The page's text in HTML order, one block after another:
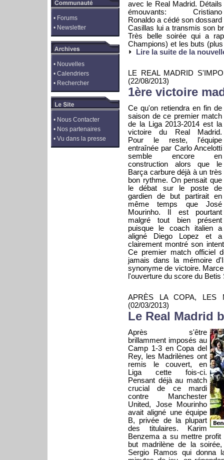
• Forums
• Newsletter
• Nouvelles
• Calendriers
• Rechercher
• Nous Contacter
• Nos partenaires
• Vu dans la presse
avec le Real Madrid. Détails
émouvants: Cristiano
Ronaldo a cédé son
Casillas lui a transmis son
Très belle soirée qui a
Champions) et les buts
Lire la suite de la
LE REAL MADRID
(22/08/2013)
1ère victoire
Ce qu'on retiendra en fin de
saison de ce premier match
de la Liga 2013-2014 est la
victoire du Real Madrid.
Pour le reste, l'équipe
entraînée par Carlo Ancelotti
semble encore en
construction alors que le
Barça carbure déjà à un très
bon rythme. On pensait que
le débat sur le poste de
gardien de but partirait en
même temps que José
Mourinho. Il est pourtant
malgré tout bien présent
puisque le coach italien a
aligné Diego Lopez et a
clairement montré son
Ce premier match officiel
jamais dans la mémoire
synonyme de victoire.
l'ouverture du score du
APRÈS LA COPA, LES
(02/03/2013)
Le Real Madrid
Après s'être
brillamment imposés au
Camp 1-3 en Copa del
Rey, les Madrilènes ont
remis le couvert, en
Liga cette fois-ci.
Pensant déjà au match
crucial de ce mardi
contre Manchester
United, Jose Mourinho
avait aligné une équipe
B, privée de la plupart
des titulaires. Karim
Benzema a su mettre
but madrilène de la
Sergio Ramos qui donna